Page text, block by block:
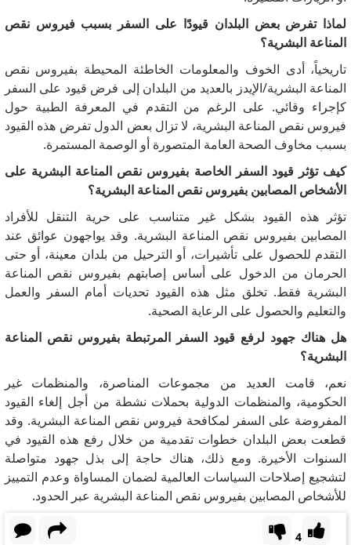
لماذا تفرض بعض البلدان قيودًا على السفر بسبب فيروس نقص
المناعة البشرية؟
تاريخياً، أدى الخوف والمعلومات الخاطئة المحيطة بفيروس نقص
المناعة البشرية/الإيدز بالعديد من البلدان إلى فرض قيود على السفر
كإجراء وقائي. على الرغم من التقدم في المعرفة الطبية حول
فيروس نقص المناعة البشرية، لا تزال بعض الدول تفرض هذه القيود
بسبب مخاوف الصحة العامة المتصورة أو الوصمة المستمرة.
كيف تؤثر قيود السفر الخاصة بفيروس نقص المناعة البشرية على
الأشخاص المصابين بفيروس نقص المناعة البشرية؟
تؤثر هذه القيود بشكل غير متناسب على حرية التنقل للأفراد
المصابين بفيروس نقص المناعة البشرية. وقد يواجهون عوائق عند
التقدم للحصول على تأشيرات، أو الترحيل من بلدان معينة، أو حتى
الحرمان من الدخول على أساس إصابتهم بفيروس نقص المناعة
البشرية فقط. تخلق مثل هذه القيود تحديات أمام السفر والعمل
والتعليم والحصول على الرعاية الصحية.
هل هناك جهود لرفع قيود السفر المرتبطة بفيروس نقص المناعة
البشرية؟
نعم، قامت العديد من مجموعات المناصرة، والمنظمات غير
الحكومية، والمنظمات الدولية بحملات نشطة من أجل إلغاء القيود
المفروضة على السفر لمكافحة فيروس نقص المناعة البشرية. وقد
قطعت بعض البلدان خطوات تقدمية من خلال رفع هذه القيود في
السنوات الأخيرة. ومع ذلك، هناك حاجة إلى بذل جهود متواصلة
لتشجيع إصلاحات السياسات العالمية لضمان المساواة وعدم التمييز
للأشخاص المصابين بفيروس نقص المناعة البشرية عبر الحدود.
4